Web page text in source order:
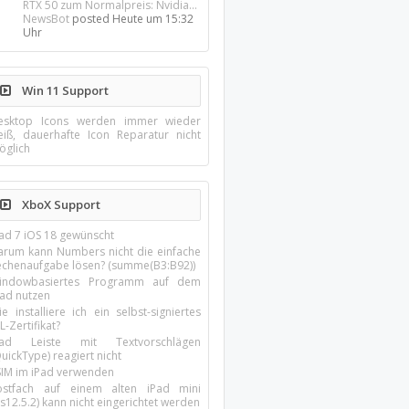
RTX 50 zum Normalpreis: Nvidia...
NewsBot posted Heute um 15:32
Uhr
Win 11 Support
Icons werden immer wieder
dauerhafte Icon Reparatur nicht
XboX Support
7 iOS 18 gewünscht
kann Numbers nicht die einfache
lösen? (summe(B3:B92))
Programm auf dem
nutzen
installiere ich ein selbst-signiertes
Zertifikat?
Leiste mit Textvorschlägen
reagiert nicht
im iPad verwenden
auf einem alten iPad mini
kann nicht eingerichtet werden